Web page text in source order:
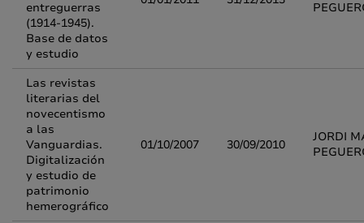
entreguerras
(1914-1945).
Base de datos
y estudio
Las revistas
literarias del
novecentismo
a las
Vanguardias.
Digitalización
y estudio de
patrimonio
hemerográfico
01/10/2007 30/09/2010
JORDI